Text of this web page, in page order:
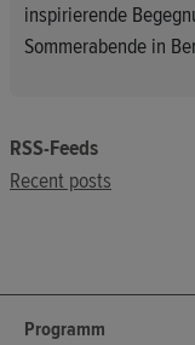
inspirierende
Sommerabende in
RSS-Feeds
Recent posts
Programm